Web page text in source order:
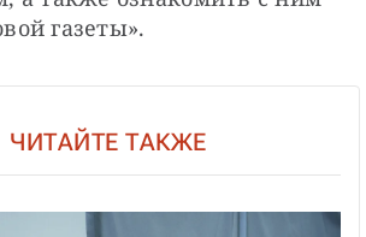
газеты».
ЧИТАЙТЕ ТАКЖЕ